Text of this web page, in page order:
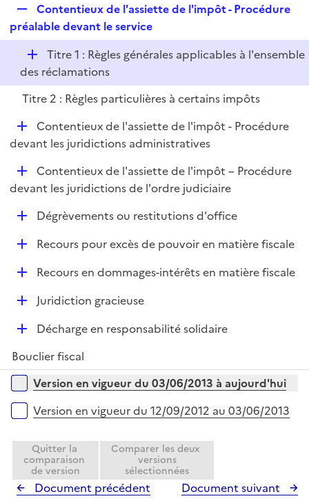
r i
e
r
e
p
l
i
e
r
Contentieux de l'assiette de l'impôt - Procédure
préalable devant le service
D
é
p
l
i
e
r
Titre 1 : Règles générales applicables à l'ensemble
des réclamations
Titre 2 : Règles particulières à certains impôts
D
é
i
Contentieux de l'assiette de l'impôt - Procédure
devant les juridictions administratives
D
é
Contentieux de l'assiette de l'impôt – Procédure
devant les juridictions de l'ordre judiciaire
DDégrèvements ou restitutions d'office
DRecours pour excès de pouvoir en matière fiscale
D
p
e
r
Recours en dommages-intérêts en matière fiscale
D
i
e
Juridiction gracieuse
D
p
e
Décharge en responsabilité solidaire
Bouclier fiscal
Versions sur la période
Version en vigueur du 03/06/2013 à aujourd'hui
Version en vigueur du 12/09/2012 au 03/06/2013
Quitter la
comparaison
de version
Comparer les deux
versions
sélectionnées
Document précédent Document suivant